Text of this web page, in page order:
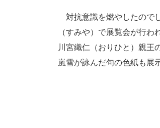
対抗意識を燃やしたので
（すみや）で展覧会が行
川宮織仁（おりひと）親王
嵐雪が詠んだ句の色紙も展